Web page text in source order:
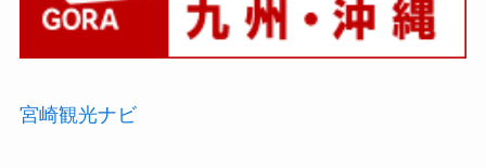
宮崎観光ナビ